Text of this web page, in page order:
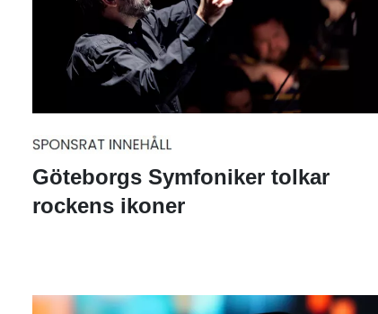
Göteborgs Symfoniker tolkar
rockens ikoner